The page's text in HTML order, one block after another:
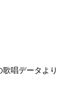
唱データより